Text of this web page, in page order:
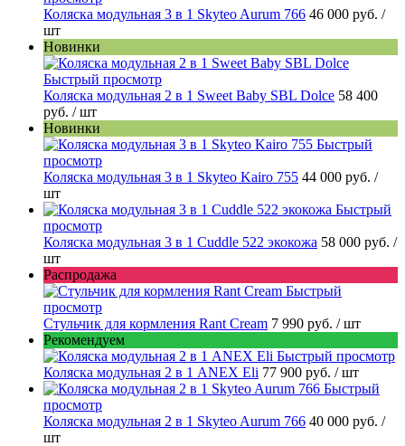
Коляска модульная 3 в 1 Skyteo Aurum 766 46 000 руб. /
шт
Новинки
Быстрый просмотр
Коляска модульная 2 в 1 Sweet Baby SBL Dolce 58 400
руб. / шт
Новинки
Быстрый
просмотр
Коляска модульная 3 в 1 Skyteo Kairo 755 44 000 руб. /
шт
Быстрый
просмотр
Коляска модульная 3 в 1 Cuddle 522 экокожа 58 000 руб. /
шт
Распродажа
Быстрый
просмотр
Стульчик для кормления Rant Cream 7 990 руб. / шт
Рекомендуем
Быстрый просмотр
Коляска модульная 2 в 1 ANEX Eli 77 900 руб. / шт
Быстрый
просмотр
Коляска модульная 2 в 1 Skyteo Aurum 766 40 000 руб. /
шт